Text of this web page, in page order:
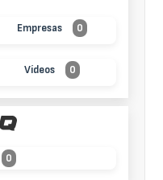
Empresas 0
Vídeos 0
0